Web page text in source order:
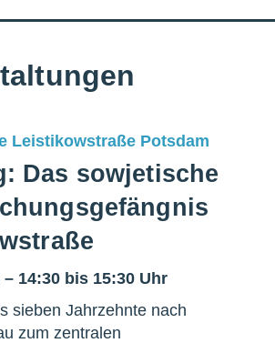
Leistikowstraße Potsdam
Das sowjetische
14:30 bis 15:30 Uhr
sieben Jahrzehnte nach
zum zentralen